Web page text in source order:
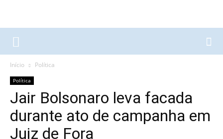
Início Política
Política
Jair Bolsonaro leva facada
durante ato de campanha em
Juiz de Fora